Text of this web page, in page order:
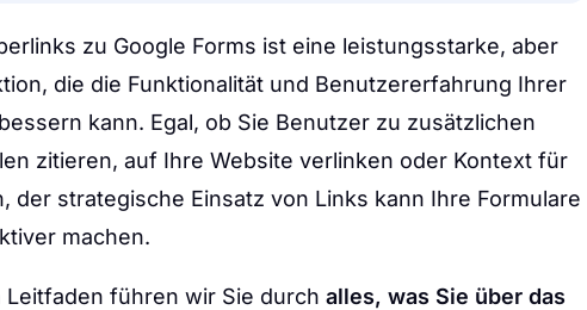
zu Google Forms ist eine leistungsstarke, aber
die die Funktionalität und Benutzererfahrung Ihrer
kann. Egal, ob Sie Benutzer zu zusätzlichen
zitieren, auf Ihre Website verlinken oder Kontext für
der strategische Einsatz von Links kann Ihre Formulare
machen.
führen wir Sie durch alles, was Sie über das